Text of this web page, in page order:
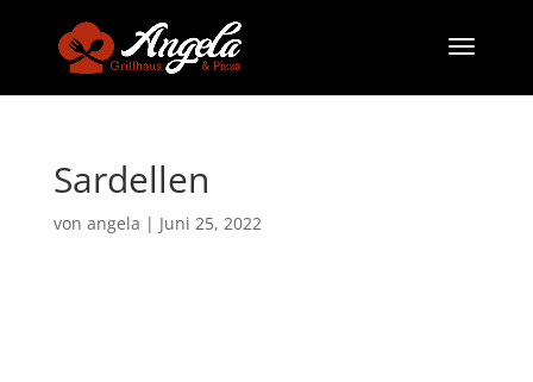
Sardellen
von angela | Juni 25, 2022